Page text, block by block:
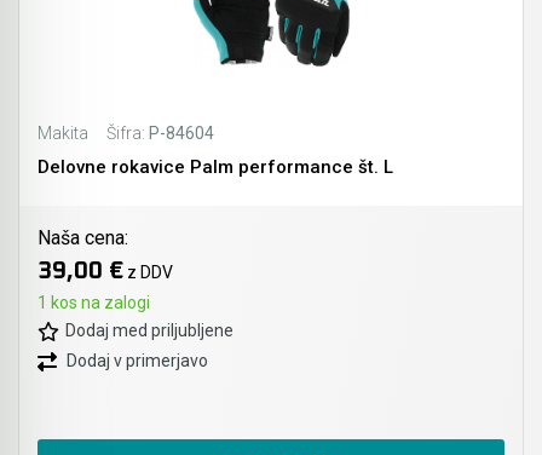
Makita Šifra: P-84604
Delovne rokavice Palm performance št. L
Naša cena:
39,00 € z DDV
1 kos na zalogi
Dodaj med priljubljene
Dodaj v primerjavo